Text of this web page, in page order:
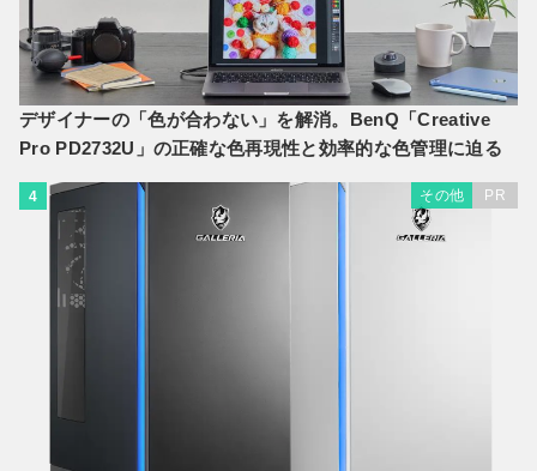
デザイナーの「色が合わない」を解消。BenQ「Creative
Pro PD2732U」の正確な色再現性と効率的な色管理に迫る
4 その他 PR